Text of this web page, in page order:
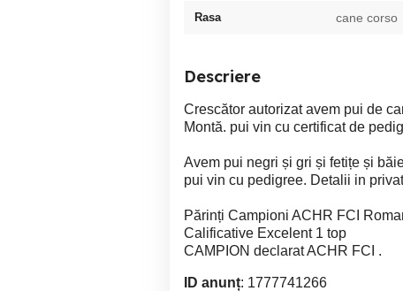
Rasa cane corso
Descriere
Crescător autorizat avem pui de
Montă. pui vin cu certificat de
Avem pui negri și gri și fetițe și
pui vin cu pedigree. Detalii in privat
Părinți Campioni ACHR FCI
Calificative Excelent 1 top
CAMPION declarat ACHR FCI .
ID anunț: 1777741266